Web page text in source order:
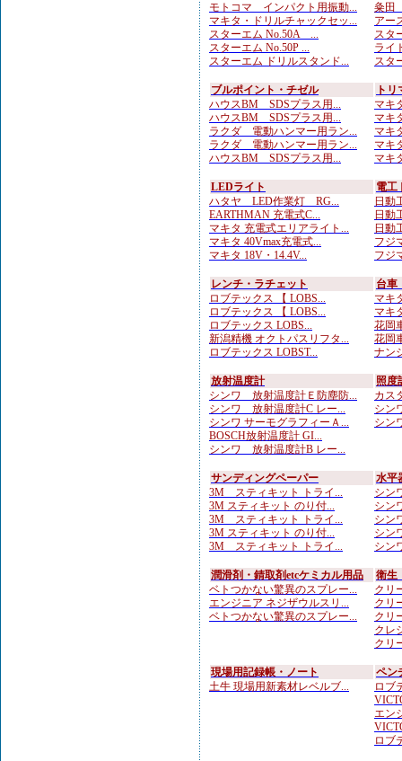
モトコマ インパクト用振動...
マキタ・ドリルチャックセッ...
スターエム No.50A ...
スターエム No.50P ...
スターエム ドリルスタンド...
粂田
アー
スタ
ライ
スタ
ブルポイント・チゼル
ハウスBM SDSプラス用...
ハウスBM SDSプラス用...
ラクダ 電動ハンマー用ラン...
ラクダ 電動ハンマー用ラン...
ハウスBM SDSプラス用...
ト
マキ
マキ
マキ
マキ
マキ
LEDライト
ハタヤ LED作業灯 RG...
EARTHMAN 充電式C...
マキタ 充電式エリアライト...
マキタ 40Vmax充電式...
マキタ 18V・14.4V...
電工
日動
日動
日動
フジ
フジ
レンチ・ラチェット
ロブテックス 【 LOBS...
ロブテックス 【 LOBS...
ロブテックス LOBS...
新潟精機 オクトパスリフタ...
ロブテックス LOBST...
台車
マキ
マキ
花岡
花岡
ナン
放射温度計
シンワ 放射温度計Ｅ防塵防...
シンワ 放射温度計C レー...
シンワ サーモグラフィーＡ...
BOSCH放射温度計 GI...
シンワ 放射温度計B レー...
照度
カス
シン
シン
サンディングペーパー
3M スティキット トライ...
3M スティキット のり付...
3M スティキット トライ...
3M スティキット のり付...
3M スティキット トライ...
水平
シン
シン
シン
シン
シン
潤滑剤・錆取剤etcケミカル用品
ベトつかない驚異のスプレー...
エンジニア ネジザウルスリ...
ベトつかない驚異のスプレー...
衛生
クリ
クリ
クリ
クレ
クリ
現場用記録帳・ノート
土牛 現場用新素材レベルブ...
ペン
ロブ
エン
ロブ